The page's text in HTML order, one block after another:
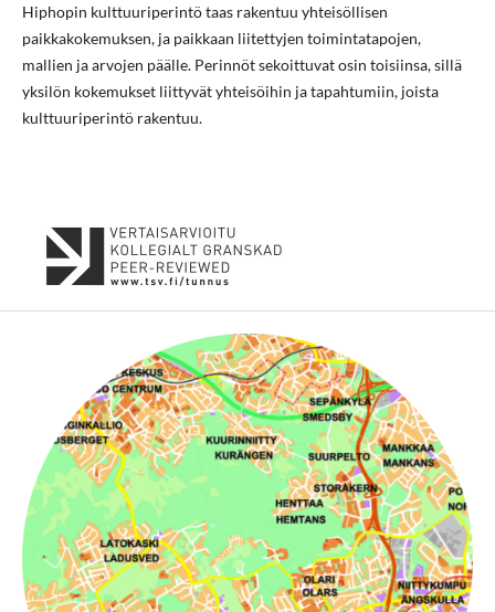
Hiphopin kulttuuriperintö taas rakentuu yhteisöllisen
paikkakokemuksen, ja paikkaan liitettyjen toimintatapojen,
mallien ja arvojen päälle. Perinnöt sekoittuvat osin toisiinsa, sillä
yksilön kokemukset liittyvät yhteisöihin ja tapahtumiin, joista
kulttuuriperintö rakentuu.